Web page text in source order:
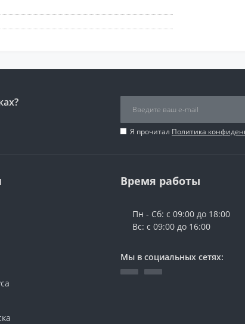
Я прочитал Политика
Время работы
Пн - Сб: с 09:00 до 18:00
Вс: с 09:00 до 16:00
Мы в социальных сетях: